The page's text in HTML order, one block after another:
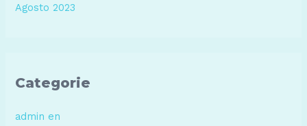
Agosto 2023
Categorie
admin en